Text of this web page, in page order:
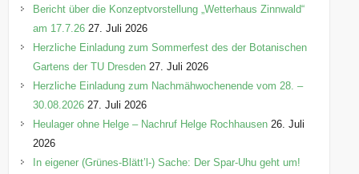
Bericht über die Konzeptvorstellung „Wetterhaus Zinnwald“
am 17.7.26 27. Juli 2026
Herzliche Einladung zum Sommerfest des der Botanischen
Gartens der TU Dresden 27. Juli 2026
Herzliche Einladung zum Nachmähwochenende vom 28. –
30.08.2026 27. Juli 2026
Heulager ohne Helge – Nachruf Helge Rochhausen 26. Juli
2026
In eigener (Grünes-Blätt’l-) Sache: Der Spar-Uhu geht um!